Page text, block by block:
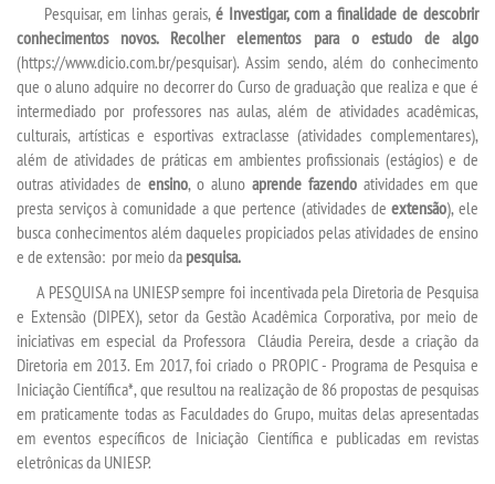
APOIO AO DISCENTE
BIBLIOTECA
CPA
INFORMÁTICA
INFRAESTRUTURA
MANUAIS
PDI
PPC
Pesquisar, em linhas gerais, é Investigar, com a finalidade de descobrir
conhecimentos novos. Recolher elementos para o estudo de algo
(https://www.dicio.com.br/pesquisar). Assim sendo, além do conhecimento
que o aluno adquire no decorrer do Curso de graduação que realiza e que é
intermediado por professores nas aulas, além de atividades acadêmicas,
culturais, artísticas e esportivas extraclasse (atividades complementares),
além de atividades de práticas em ambientes profissionais (estágios) e de
outras atividades de ensino, o aluno aprende fazendo atividades em que
presta serviços à comunidade a que pertence (atividades deextensão), ele
busca conhecimentos além daqueles propiciados pelas atividades de ensino
e de extensão: por meio da pesquisa.
A PESQUISA na UNIESP sempre foi incentivada pela Diretoria de Pesquisa
e Extensão (DIPEX), setor da Gestão Acadêmica Corporativa, por meio de
iniciativas em especial da Professora Cláudia Pereira, desde a criação da
Diretoria em 2013. Em 2017, foi criado o PROPIC - Programa de Pesquisa e
Iniciação Científica*, que resultou na realização de 86 propostas de pesquisas
em praticamente todas as Faculdades do Grupo, muitas delas apresentadas
em eventos específicos de Iniciação Científica e publicadas em revistas
eletrônicas da UNIESP.